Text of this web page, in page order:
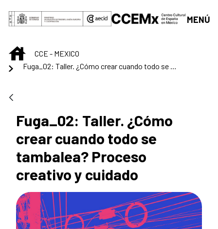
Saut au contenu principal
MENÚ
INICIOCCE - MEXICO
Fuga_02: Taller. ¿Cómo crear cuando todo se tambalea? Proceso creativo y cuidado
Fuga_02: Taller. ¿Cómo
crear cuando todo se
tambalea? Proceso
creativo y cuidado